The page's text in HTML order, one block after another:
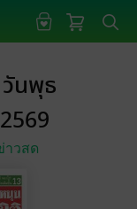
นพุธ
าวสด